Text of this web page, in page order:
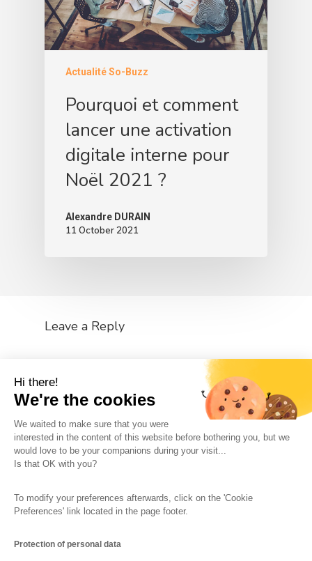
Hi there!
We're the cookies
We waited to make sure that you were
interested in the content of this website before bothering you, but we
would love to be your companions during your visit...
Is that OK with you?
To modify your preferences afterwards, click on the 'Cookie
Preferences' link located in the page footer.
Protection of personal data
Actualité So-Buzz
Pourquoi et comment
lancer une activation
digitale interne pour
Noël 2021 ?
Alexandre DURAIN
11 October 2021
Leave a Reply
to post a comment.
The So-Buzz Team
Protection of personal data Cookies Management
Made with